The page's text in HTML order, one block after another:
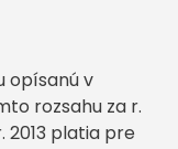
opísanú v
rozsahu za r.
2013 platia pre